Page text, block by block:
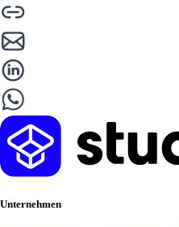
Unternehmen